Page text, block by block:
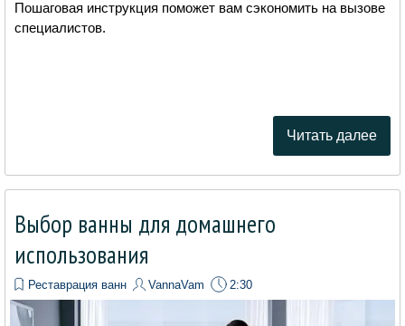
Пошаговая инструкция поможет вам сэкономить на вызове
специалистов.
Читать далее
Выбор ванны для домашнего
использования
Реставрация ванн VannaVam 2:30